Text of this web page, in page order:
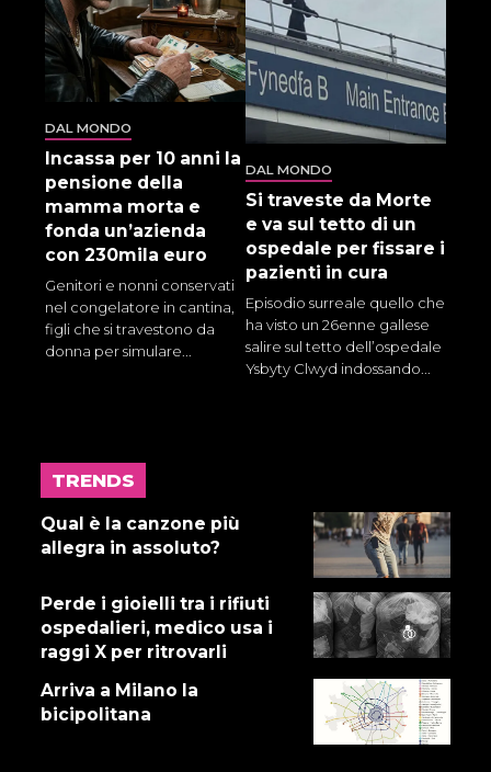
DAL MONDO
Incassa per 10 anni la
pensione della
mamma morta e
fonda un’azienda
con 230mila euro
Genitori e nonni conservati
nel congelatore in cantina,
figli che si travestono da
donna per simulare...
DAL MONDO
Si traveste da Morte
e va sul tetto di un
ospedale per fissare i
pazienti in cura
Episodio surreale quello che
ha visto un 26enne gallese
salire sul tetto dell’ospedale
Ysbyty Clwyd indossando...
TRENDS
Qual è la canzone più
allegra in assoluto?
Perde i gioielli tra i rifiuti
ospedalieri, medico usa i
raggi X per ritrovarli
Arriva a Milano la
bicipolitana
17 LUGLIO 2026
Gnano 5 - Episodio 14
16 LUGLIO 2026
Dove abita Ennio 103: Revisione